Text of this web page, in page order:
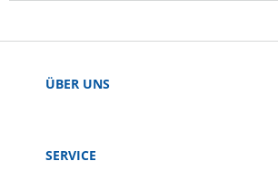
ÜBER UNS
SERVICE